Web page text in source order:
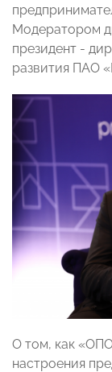
Модератором
президент -
развития ПАО
О том, как
настроения